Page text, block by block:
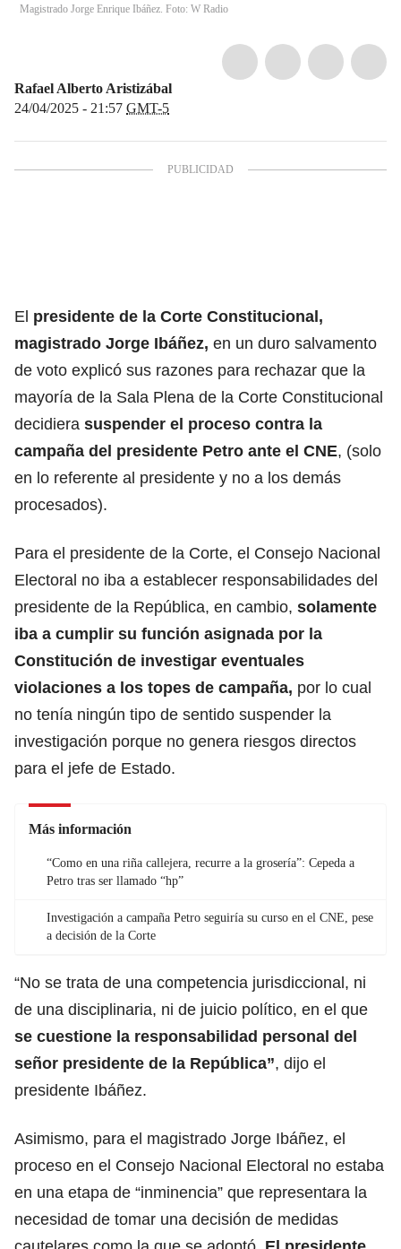
Magistrado Jorge Enrique Ibáñez. Foto: W Radio
Rafael Alberto Aristizábal
24/04/2025 - 21:57 GMT-5
El presidente de la Corte Constitucional,
magistrado Jorge Ibáñez, en un duro salvamento
de voto explicó sus razones para rechazar que la
mayoría de la Sala Plena de la Corte Constitucional
decidiera suspender el proceso contra la
campaña del presidente Petro ante el CNE, (solo
en lo referente al presidente y no a los demás
procesados).
Para el presidente de la Corte, el Consejo Nacional
Electoral no iba a establecer responsabilidades del
presidente de la República, en cambio, solamente
iba a cumplir su función asignada por la
Constitución de investigar eventuales
violaciones a los topes de campaña, por lo cual
no tenía ningún tipo de sentido suspender la
investigación porque no genera riesgos directos
para el jefe de Estado.
Más información
“Como en una riña callejera, recurre a la grosería”: Cepeda a
Petro tras ser llamado “hp”
Investigación a campaña Petro seguiría su curso en el CNE, pese
a decisión de la Corte
“No se trata de una competencia jurisdiccional, ni
de una disciplinaria, ni de juicio político, en el que
se cuestione la responsabilidad personal del
señor presidente de la República”, dijo el
presidente Ibáñez.
Asimismo, para el magistrado Jorge Ibáñez, el
proceso en el Consejo Nacional Electoral no estaba
en una etapa de “inminencia” que representara la
necesidad de tomar una decisión de medidas